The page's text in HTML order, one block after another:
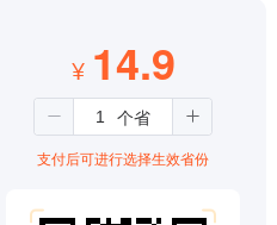
¥ 14.9
支付后可进行选择生效省份